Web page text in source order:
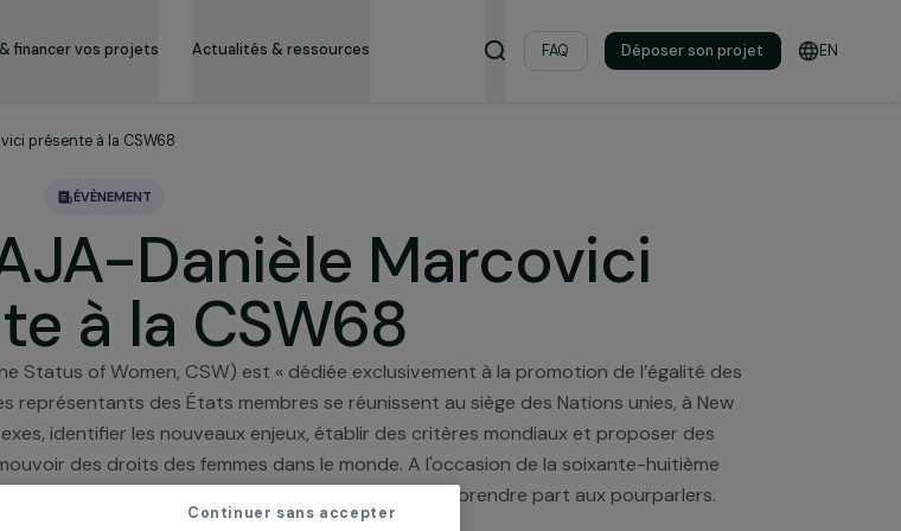
Soutenir & financer vos projets Actualités & ressources FAQ Déposer son
Marcovici présente à la CSW68
Danièle Marcovici
à la CSW68
on the Status of Women, CSW) est « dédiée exclusivement à la promotion de l’égalité des
les représentants des États membres se réunissent au siège des Nations unies, à New
des sexes, identifier les nouveaux enjeux, établir des critères mondiaux et proposer des
et promouvoir des droits des femmes dans le monde. A l'occasion de la soixante-huitième